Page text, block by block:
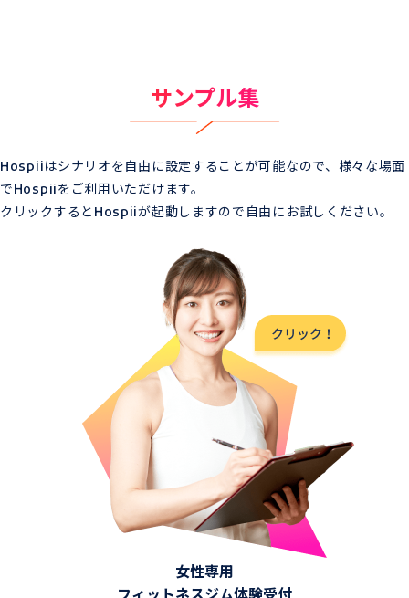
サンプル集
Hospiiはシナリオを自由に設定することが可能なので、様々な場面
でHospiiをご利用いただけます。
クリックするとHospiiが起動しますので自由にお試しください。
女性専用